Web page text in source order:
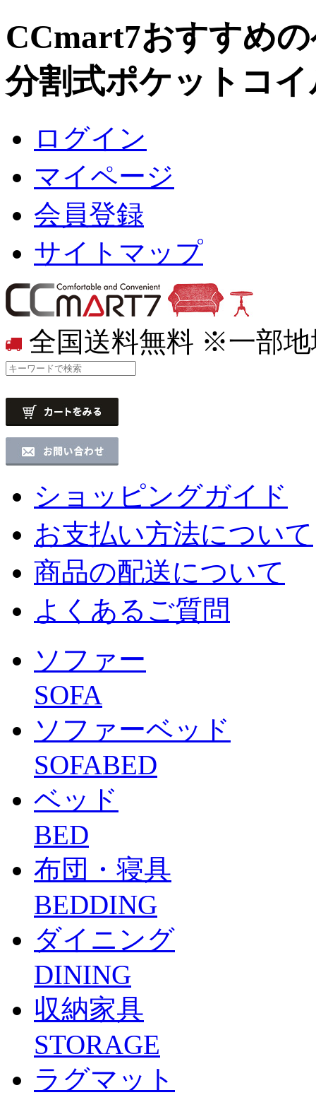
CCmart7おすすめ
分割式ポケットコ
ログイン
マイページ
会員登録
サイトマップ
全国送料無料 ※一部地
ショッピングガイド
お支払い方法について
商品の配送について
よくあるご質問
ソファー
SOFA
ソファーベッド
SOFABED
ベッド
BED
布団・寝具
BEDDING
ダイニング
DINING
収納家具
STORAGE
ラグマット